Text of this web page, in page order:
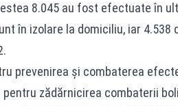
8.045 au fost efectuate în
în izolare la domiciliu, iar
prevenirea și combaterea
zădărnicirea combaterii